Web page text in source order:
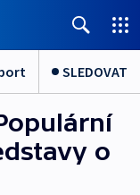
SLEDOVAT
o